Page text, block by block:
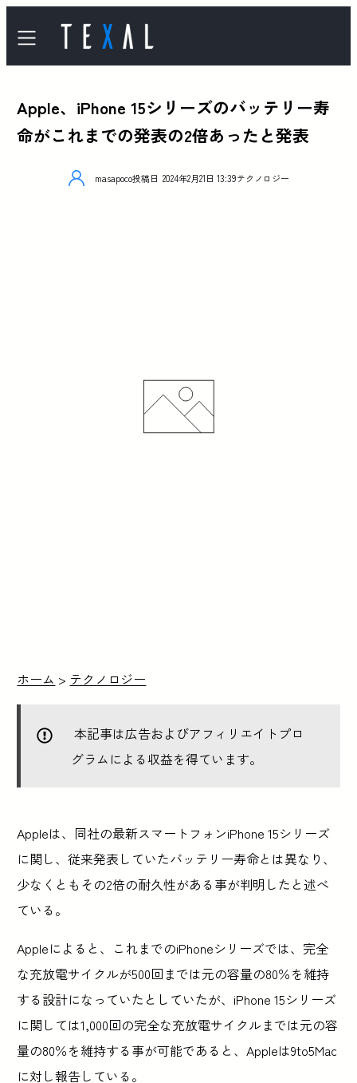
Apple、iPhone 15シリーズのバッテリー寿
命がこれまでの発表の2倍あったと発表
masapoco投稿日 2024年2月21日 13:39テクノロジー
ホーム > テクノロジー
本記事は広告およびアフィリエイトプロ
グラムによる収益を得ています。
Appleは、同社の最新スマートフォンiPhone 15シリーズ
に関し、従来発表していたバッテリー寿命とは異なり、
少なくともその2倍の耐久性がある事が判明したと述べ
ている。
Appleによると、これまでのiPhoneシリーズでは、完全
な充放電サイクルが500回までは元の容量の80％を維持
する設計になっていたとしていたが、iPhone 15シリーズ
に関しては1,000回の完全な充放電サイクルまでは元の容
量の80％を維持する事が可能であると、Appleは9to5Mac
に対し報告している。